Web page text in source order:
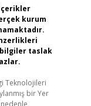
kurum
taslak
Teknolojileri
bir Yer